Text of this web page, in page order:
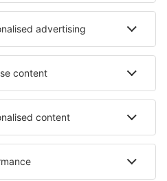
Tarbert Hoteluri Nubeena
în Digne-Les-Bains
în Domusnovas